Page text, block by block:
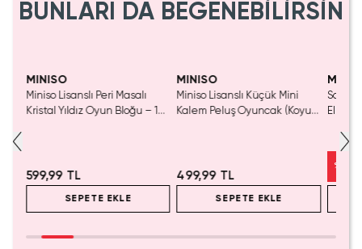
BUNLARI DA BEĞENEBİLİRSİN
MINISO
Miniso Lisanslı Peri Masalı
Kristal Yıldız Oyun Bloğu – 14
599,99 TL
SEPETE EKLE
MINISO
Miniso Lisanslı Küçük Mini
Kalem Peluş Oyuncak (Koyu
499,99 TL
SEPETE EKLE
Sanrio
Elma
%